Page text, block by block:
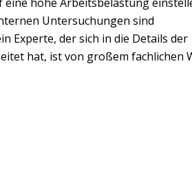
Untersuchungen sind
Experte, der sich in die Details der
hat, ist von großem fachlichen